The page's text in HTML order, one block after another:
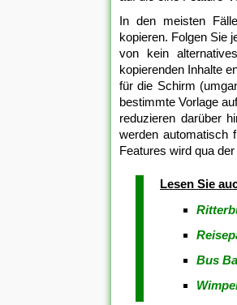
In den meisten
kopieren. Folgen Sie
von kein
kopierenden Inhalte
für die Schirm
bestimmte Vorlage
reduzieren darüber
werden automatisch
Features wird qua
Lesen Sie
Bus